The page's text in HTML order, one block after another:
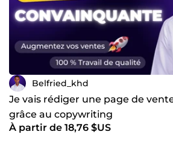
Belfried_khd
Je vais rédiger une page de
grâce au copywriting
À partir de 18,76 $US